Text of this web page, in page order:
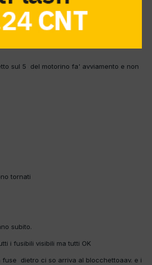
2012
,all'avviamento non gira motorino
sul 5 del motorino fa' avviamento e non
tornati
subito.
i fusibili visibili ma tutti OK
fuse dietro ci so arriva al blocchettoaav. e i